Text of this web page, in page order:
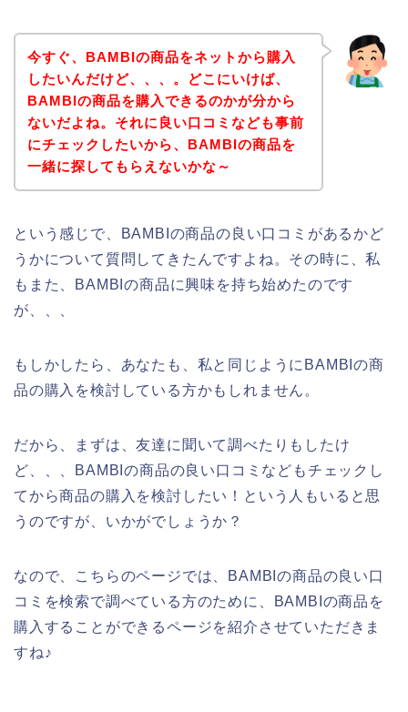
今すぐ、BAMBIの商品をネットから購入
したいんだけど、、、。どこにいけば、
BAMBIの商品を購入できるのかが分から
ないだよね。それに良い口コミなども事前
にチェックしたいから、BAMBIの商品を
一緒に探してもらえないかな～
という感じで、BAMBIの商品の良い口コミがあるかど
うかについて質問してきたんですよね。その時に、私
もまた、BAMBIの商品に興味を持ち始めたのです
が、、、
もしかしたら、あなたも、私と同じようにBAMBIの商
品の購入を検討している方かもしれません。
だから、まずは、友達に聞いて調べたりもしたけ
ど、、、BAMBIの商品の良い口コミなどもチェックし
てから商品の購入を検討したい！という人もいると思
うのですが、いかがでしょうか？
なので、こちらのページでは、BAMBIの商品の良い口
コミを検索で調べている方のために、BAMBIの商品を
購入することができるページを紹介させていただきま
すね♪